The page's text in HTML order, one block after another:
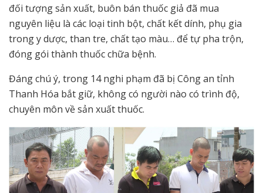
đối tượng sản xuất, buôn bán thuốc giả đã mua
nguyên liệu là các loại tinh bột, chất kết dính, phụ gia
trong y dược, than tre, chất tạo màu… để tự pha trộn,
đóng gói thành thuốc chữa bệnh.
Đáng chú ý, trong 14 nghi phạm đã bị Công an tỉnh
Thanh Hóa bắt giữ, không có người nào có trình độ,
chuyên môn về sản xuất thuốc.